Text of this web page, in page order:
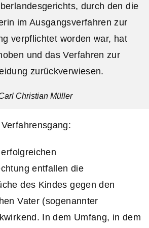
durch den die
im Ausgangsverfahren zur
verpflichtet worden war, hat
und das Verfahren zur
zurückverwiesen.
Christian Müller
entfallen die
des Kindes gegen den
Vater (sogenannter
In dem Umfang, in dem